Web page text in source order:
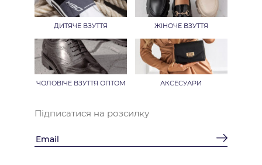
Підписатися на розсилку
ДИТЯЧЕ ВЗУТТЯ ЖІНОЧЕ ВЗУТТЯ
ЧОЛОВІЧЕ ВЗУТТЯ ОПТОМ АКСЕСУАРИ